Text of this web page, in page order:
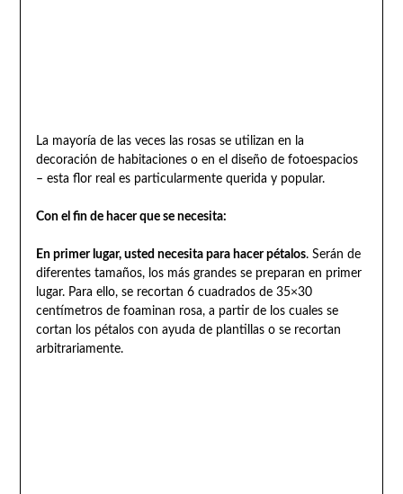
La mayoría de las veces las rosas se utilizan en la
decoración de habitaciones o en el diseño de fotoespacios
– esta flor real es particularmente querida y popular.
Con el fin de hacer que se necesita:
En primer lugar, usted necesita para hacer pétalos. Serán de
diferentes tamaños, los más grandes se preparan en primer
lugar. Para ello, se recortan 6 cuadrados de 35×30
centímetros de foaminan rosa, a partir de los cuales se
cortan los pétalos con ayuda de plantillas o se recortan
arbitrariamente.